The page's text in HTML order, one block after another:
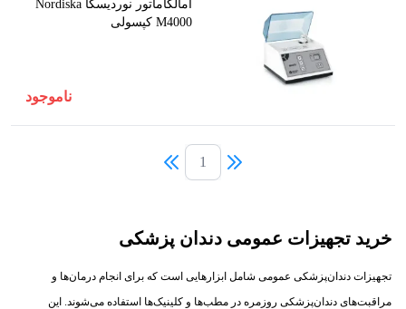
آمالگاماتور نوردیسکا Nordiska
M4000 کپسولی
ناموجود
1
خرید تجهیزات عمومی دندان پزشکی
تجهیزات دندان‌پزشکی عمومی شامل ابزارهایی است که برای انجام درمان‌ها و
مراقبت‌های دندان‌پزشکی روزمره در مطب‌ها و کلینیک‌ها استفاده می‌شوند. این